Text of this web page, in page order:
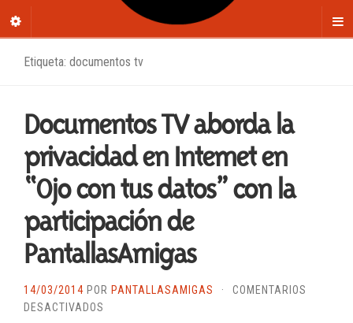
Etiqueta: documentos tv
Documentos TV aborda la
privacidad en Internet en
“Ojo con tus datos” con la
participación de
PantallasAmigas
14/03/2014 POR PANTALLASAMIGAS ·
COMENTARIOS
DESACTIVADOS